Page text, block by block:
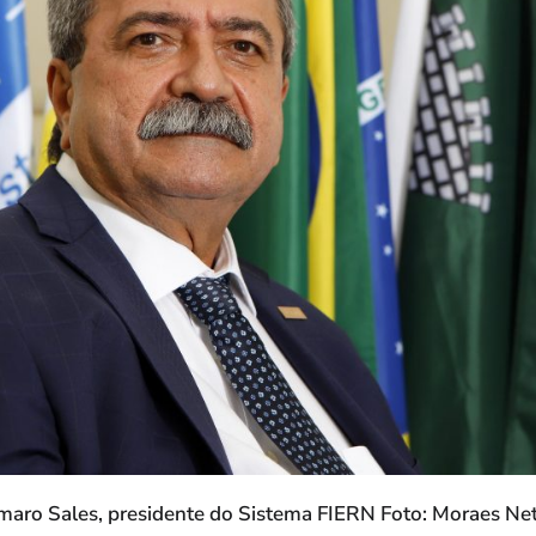
Sales, presidente do Sistema FIERN Foto: Moraes